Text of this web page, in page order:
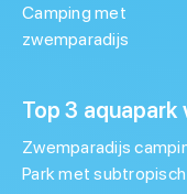
Camping met
zwemparadijs
Top 3 aquapark
Zwemparadijs
Park met subtropisch